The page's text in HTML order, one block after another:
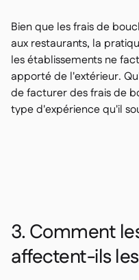
Bien que les frais de
aux restaurants, la
les établissements ne
apporté de l'extérieur.
de facturer des frais de
type d'expérience qu'il
3. Comment
affectent-ils